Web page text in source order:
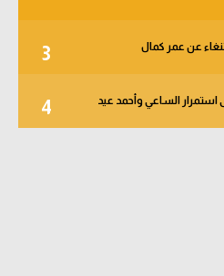
3 عن عمر كمال
4 استمرار الساعي وأحمد عيد